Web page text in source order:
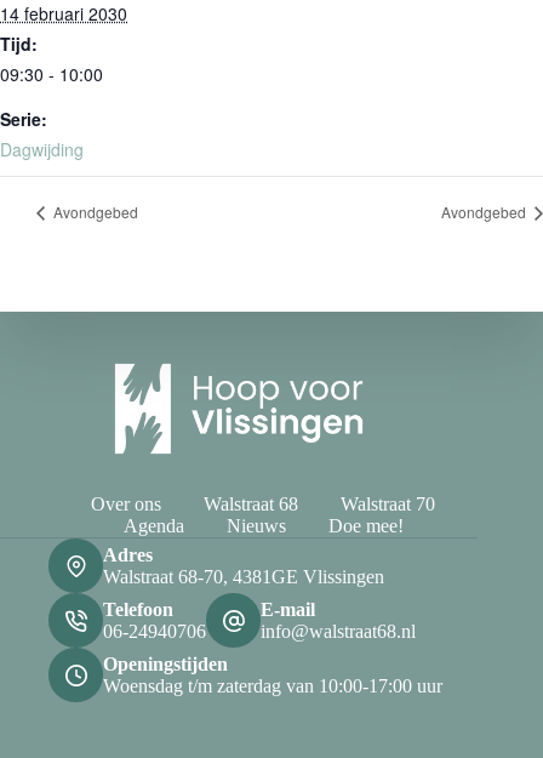
14 februari 2030
Tijd:
09:30 - 10:00
Serie:
Dagwijding
Avondgebed Avondgebed
Over ons Walstraat 68
Walstraat 70
Agenda
Nieuws
Doe mee!
Adres
Walstraat 68-70, 4381GE Vlissingen
Telefoon
06-24940706
E-mail
info@walstraat68.nl
Openingstijden
Woensdag t/m zaterdag van 10:00-17:00 uur